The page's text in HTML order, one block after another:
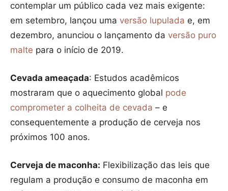
contemplar um público cada vez mais exigente:
em setembro, lançou uma versão lupulada e, em
dezembro, anunciou o lançamento da versão puro
malte para o início de 2019.
Cevada ameaçada: Estudos acadêmicos
mostraram que o aquecimento global pode
comprometer a colheita de cevada – e
consequentemente a produção de cerveja nos
próximos 100 anos.
Cerveja de maconha: Flexibilização das leis que
regulam a produção e consumo de maconha em